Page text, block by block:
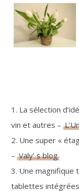
1. La sélection
vin et autres –
2. Une super «
–Valy’ s blog
3. Une magnifique
tablettes